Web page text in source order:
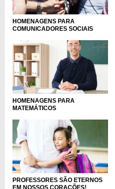
HOMENAGENS PARA
COMUNICADORES SOCIAIS
HOMENAGENS PARA
MATEMÁTICOS
PROFESSORES SÃO ETERNOS
EM NOSSOS CORAÇÕES!